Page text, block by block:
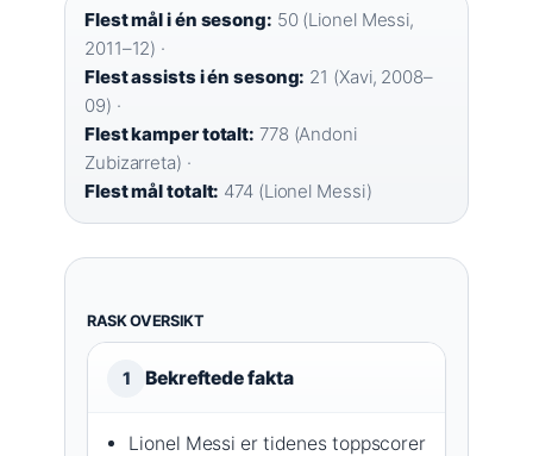
Flest mål i én sesong: 50 (Lionel Messi,
2011–12) ·
Flest assists i én sesong: 21 (Xavi, 2008–
09) ·
Flest kamper totalt: 778 (Andoni
Zubizarreta) ·
Flest mål totalt: 474 (Lionel Messi)
RASK OVERSIKT
1 Bekreftede fakta
Lionel Messi er tidenes toppscorer